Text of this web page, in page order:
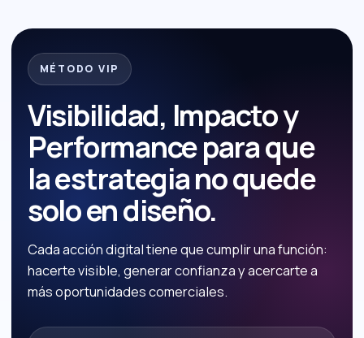
MÉTODO VIP
Visibilidad, Impacto y
Performance para que
la estrategia no quede
solo en diseño.
Cada acción digital tiene que cumplir una función:
hacerte visible, generar confianza y acercarte a
más oportunidades comerciales.